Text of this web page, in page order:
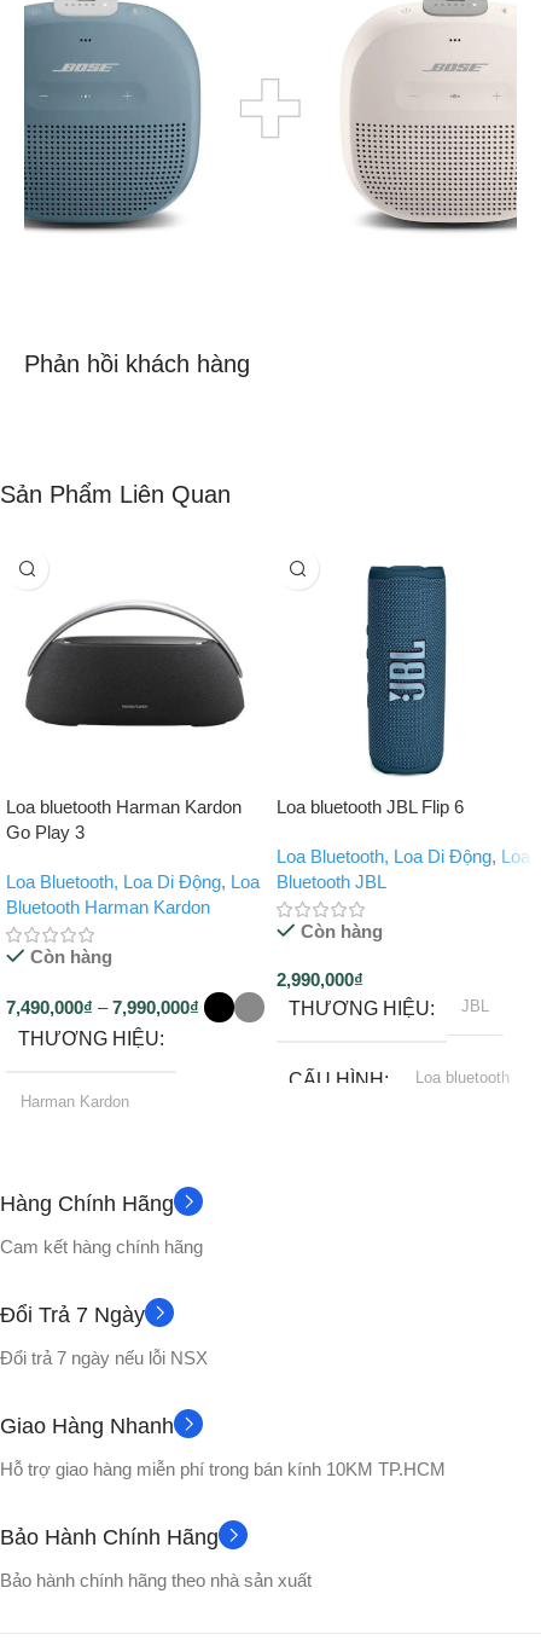
Phản hồi khách hàng
Sản Phẩm Liên Quan
Loa bluetooth Harman Kardon
Go Play 3
Loa Bluetooth, Loa Di Động, Loa
Bluetooth Harman Kardon
Còn hàng
7,490,000₫ – 7,990,000₫
THƯƠNG HIỆU
Harman Kardon
CẤU HÌNH Loa bluetooth
CÔNG SUẤT
160 W RMS
TẦN SỐ
TỈ LỆ TÍN HIỆU TRÊN
Loa bluetooth JBL Flip 6
Loa Bluetooth, Loa Di Động, Loa
Bluetooth JBL
Còn hàng
2,990,000₫
THƯƠNG HIỆU
JBL
CẤU HÌNH Loa bluetooth
Hàng Chính Hãng
Cam kết hàng chính hãng
Đổi Trả 7 Ngày
Đổi trả 7 ngày nếu lỗi NSX
Giao Hàng Nhanh
Hỗ trợ giao hàng miễn phí trong bán kính 10KM TP.HCM
Bảo Hành Chính Hãng
Bảo hành chính hãng theo nhà sản xuất